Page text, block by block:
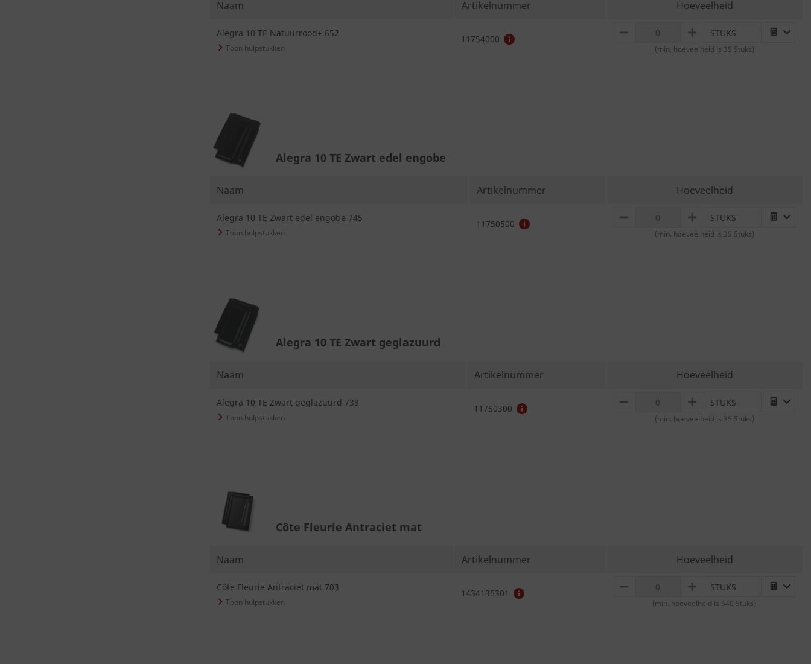
Naam Artikelnummer Hoeveelheid
Alegra 10 TE Natuurrood+ 652
11754000 MINUS PLUSSTUKS
(min. hoeveelheid is 35 Stuks)
Alegra 10 TE Zwart edel engobe
Naam Artikelnummer Hoeveelheid
Alegra 10 TE Zwart edel engobe 745
11750500 MINUS PLUSSTUKS
(min. hoeveelheid is 35 Stuks)
Alegra 10 TE Zwart geglazuurd
Naam Artikelnummer Hoeveelheid
Alegra 10 TE Zwart geglazuurd 738
11750300 MINUS PLUSSTUKS
(min. hoeveelheid is 35 Stuks)
Côte Fleurie Antraciet mat
Naam Artikelnummer Hoeveelheid
Côte Fleurie Antraciet mat 703
1434136301 MINUS PLUSSTUKS
(min. hoeveelheid is 540 Stuks)